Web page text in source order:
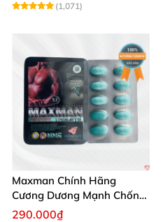
(1,071)
Maxman Chính Hãng
Cương Dương Mạnh Chống
Xuất Tinh Sớm Hộp 10
290.000₫